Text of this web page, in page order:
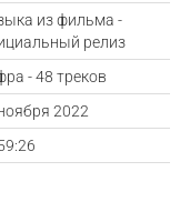
из фильма -
релиз
- 48 треков
2022